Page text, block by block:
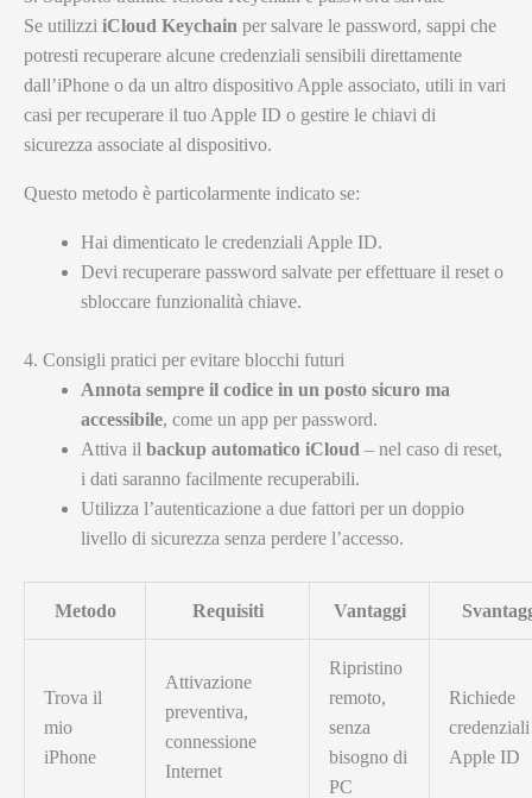
Se utilizzi iCloud Keychain per salvare le password, sappi che
potresti recuperare alcune credenziali sensibili direttamente
dall’iPhone o da un altro dispositivo Apple associato, utili in vari
casi per recuperare il tuo Apple ID o gestire le chiavi di
sicurezza associate al dispositivo.
Questo metodo è particolarmente indicato se:
Hai dimenticato le credenziali Apple ID.
Devi recuperare password salvate per effettuare il reset o
sbloccare funzionalità chiave.
4. Consigli pratici per evitare blocchi futuri
Annota sempre il codice in un posto sicuro ma
accessibile, come un app per password.
Attiva il backup automatico iCloud – nel caso di reset,
i dati saranno facilmente recuperabili.
Utilizza l’autenticazione a due fattori per un doppio
livello di sicurezza senza perdere l’accesso.
Metodo Requisiti Vantaggi
Trova il
mio
iPhone
Attivazione
preventiva,
connessione
Internet
Ripristino
remoto,
senza
bisogno di
PC
Richiede
credenziali
Apple ID